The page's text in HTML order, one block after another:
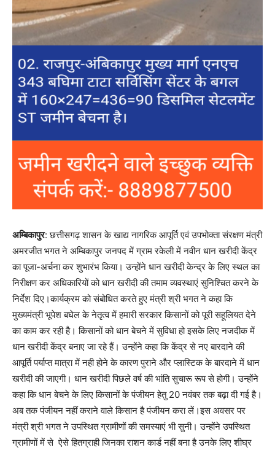
अम्बिकापुर: छत्तीसगढ़ शासन के खाद्य नागरिक आपूर्ति एवं उपभोक्ता संरक्षण मंत्री
अमरजीत भगत ने अम्बिकापुर जनपद में ग्राम रकेली में नवीन धान खरीदी केंद्र
का पूजा-अर्चना कर शुभारंभ किया। उन्होंने धान खरीदी केन्द्र के लिए स्थल का
निरीक्षण कर अधिकारियों को धान खरीदी की तमाम व्यवस्थाएं सुनिश्चित करने के
निर्देश दिए।कार्यक्रम को संबोधित करते हुए मंत्री श्री भगत ने कहा कि
मुख्यमंत्री भूपेश बघेल के नेतृत्व में हमारी सरकार किसानों को पूरी सहूलियत देने
का काम कर रही है। किसानों को धान बेचने में सुविधा हो इसके लिए नजदीक में
धान खरीदी केंद्र बनाए जा रहे हैं। उन्होंने कहा कि केंद्र से नए बारदाने की
आपूर्ति पर्याप्त मात्रा में नही होने के कारण पुराने और प्लास्टिक के बारदाने में धान
खरीदी की जाएगी। धान खरीदी पिछले वर्ष की भांति सुचारू रूप से होगी। उन्होंने
कहा कि धान बेचने के लिए किसानों के पंजीयन हेतु 20 नवंबर तक बढ़ा दी गई है।
अब तक पंजीयन नहीं कराने वाले किसान है पंजीयन करा लें।इस अवसर पर
मंत्री श्री भगत ने उपस्थित ग्रामीणों की समस्याएं भी सुनी। उन्होंने उपस्थित
ग्रामीणों में से ऐसे हितग्राही जिनका राशन कार्ड नहीं बना है उनके लिए शीघ्र